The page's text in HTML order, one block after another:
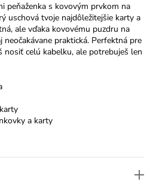
peňaženka s kovovým prvkom na
uschová tvoje najdôležitejšie karty a
ale vďaka kovovému puzdru na
praktická. Perfektná pre
nosiť celú kabelku, ale potrebuješ len
a karty